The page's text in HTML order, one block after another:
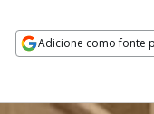
Adicione como fonte